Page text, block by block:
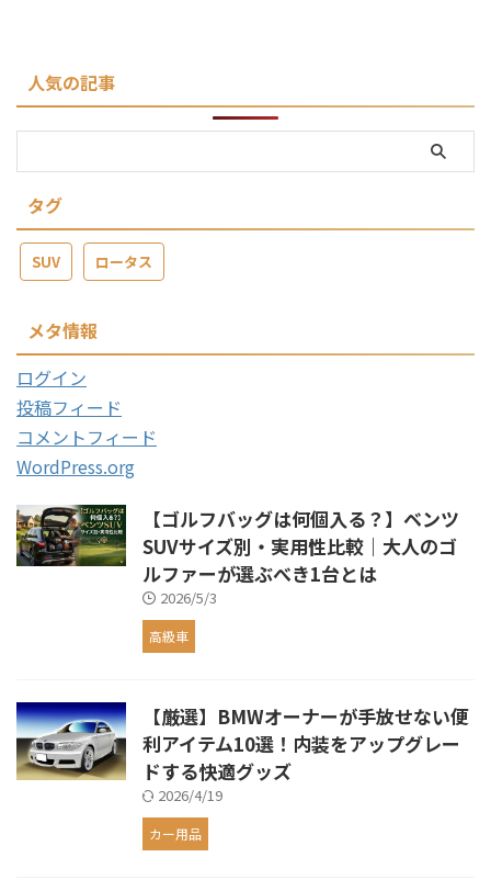
人気の記事
タグ
SUV ロータス
メタ情報
ログイン
投稿フィード
コメントフィード
WordPress.org
【ゴルフバッグは何個入る？】ベンツ
SUVサイズ別・実用性比較｜大人のゴ
ルファーが選ぶべき1台とは
2026/5/3
高級車
【厳選】BMWオーナーが手放せない便
利アイテム10選！内装をアップグレー
ドする快適グッズ
2026/4/19
カー用品